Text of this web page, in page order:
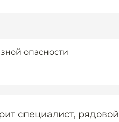
опасности
специалист, рядовой